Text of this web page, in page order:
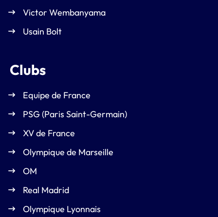
Victor Wembanyama
Usain Bolt
Clubs
Equipe de France
PSG (Paris Saint-Germain)
XV de France
Olympique de Marseille
OM
Real Madrid
Olympique Lyonnais